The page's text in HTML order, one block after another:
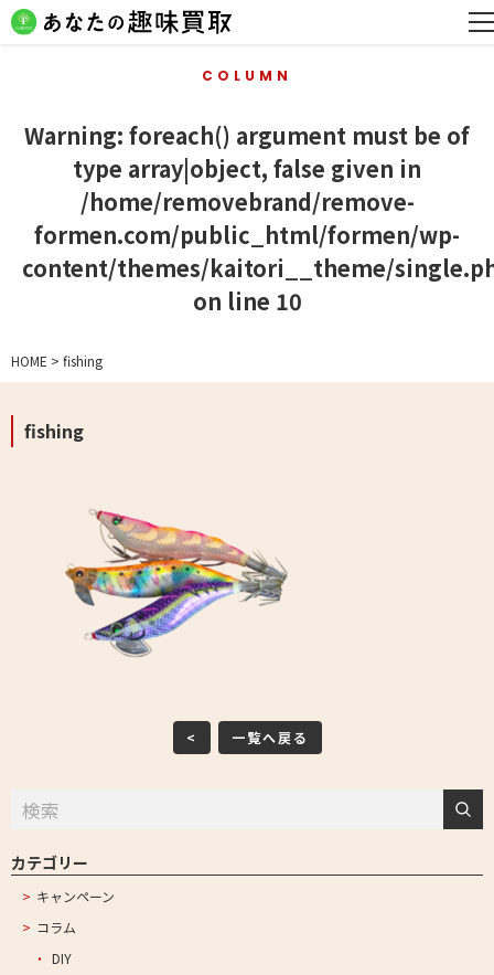
COLUMN
Warning: foreach() argument must be of
type array|object, false given in
/home/removebrand/remove-
formen.com/public_html/formen/wp-
content/themes/kaitori__theme/
on line 10
HOME > fishing
fishing
< 一覧へ戻る
カテゴリー
キャンペーン
コラム
DIY